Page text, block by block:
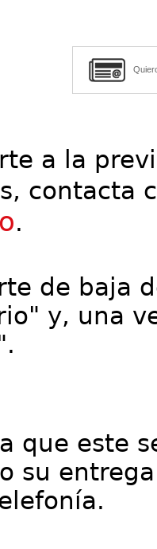
a la
contacta
.
de baja
y, una
que este
su